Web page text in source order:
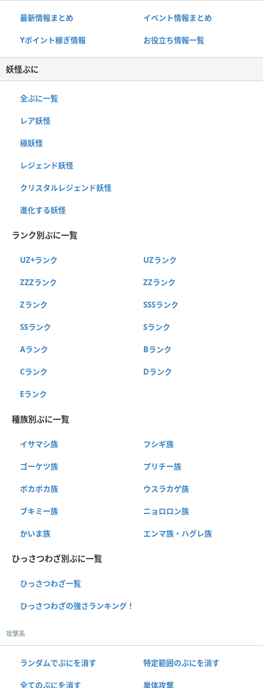
最新情報まとめ イベント情報まとめ
Yポイント稼ぎ情報 お役立ち情報一覧
妖怪ぷに
全ぷに一覧
レア妖怪
極妖怪
レジェンド妖怪
クリスタルレジェンド妖怪
進化する妖怪
ランク別ぷに一覧
UZ+ランク UZランク
ZZZランク ZZランク
Zランク SSSランク
SSランク Sランク
Aランク Bランク
Cランク Dランク
Eランク
種族別ぷに一覧
イサマシ族 フシギ族
ゴーケツ族 プリチー族
ポカポカ族 ウスラカゲ族
ブキミー族 ニョロロン族
かいま族 エンマ族・ハグレ族
ひっさつわざ別ぷに一覧
ひっさつわざ一覧
ひっさつわざの強さランキング！
攻撃系
ランダムでぷにを消す 特定範囲のぷにを消す
全てのぷにを消す 単体攻撃